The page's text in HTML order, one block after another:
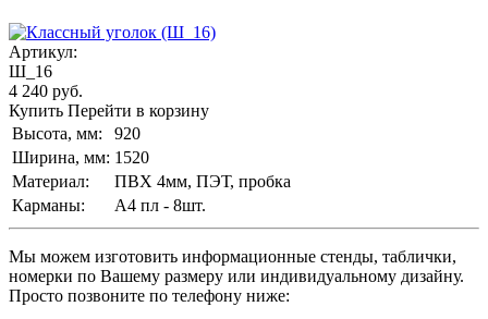
Артикул:
Ш_16
4 240 руб.
Купить Перейти в корзину
Высота, мм:
920
Ширина, мм: 1520
Материал:
ПВХ 4мм, ПЭТ, пробка
Карманы:
А4 пл - 8шт.
Мы можем изготовить информационные стенды, таблички,
номерки по Вашему размеру или индивидуальному дизайну.
Просто позвоните по телефону ниже: